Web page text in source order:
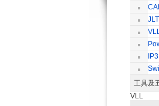
Through)
Copper
工具及
VLL